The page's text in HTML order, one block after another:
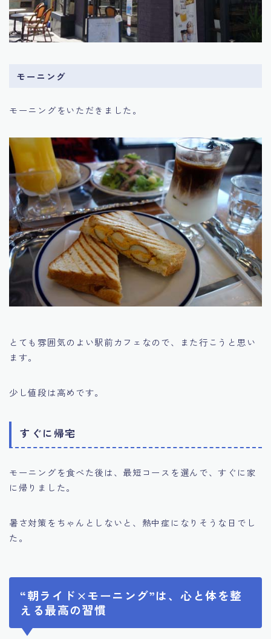
モーニング
モーニングをいただきました。
とても雰囲気のよい駅前カフェなので、また行こうと思い
ます。
少し値段は高めです。
すぐに帰宅
モーニングを食べた後は、最短コースを選んで、すぐに家
に帰りました。
暑さ対策をちゃんとしないと、熱中症になりそうな日でし
た。
“朝ライド×モーニング”は、心と体を整
える最高の習慣